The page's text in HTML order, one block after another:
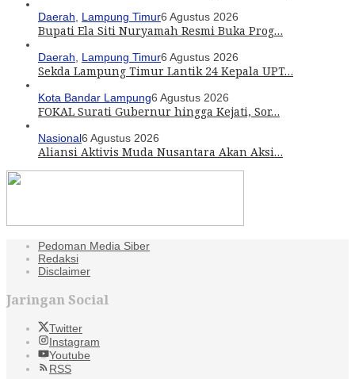
Daerah Lampung Timur6 Agustus 2026
Bupati Ela Siti Nuryamah Resmi Buka Prog…
Daerah Lampung Timur6 Agustus 2026
Sekda Lampung Timur Lantik 24 Kepala UPT…
Kota Bandar Lampung6 Agustus 2026
FOKAL Surati Gubernur hingga Kejati, Sor…
Nasional6 Agustus 2026
Aliansi Aktivis Muda Nusantara Akan Aksi…
Pedoman Media Siber
Redaksi
Disclaimer
Jaringan Social
Twitter
Instagram
Youtube
RSS